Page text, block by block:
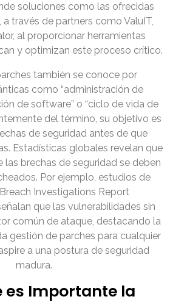
soluciones como las ofrecidas
a través de partners como ValuIT,
al proporcionar herramientas
y optimizan este proceso crítico.
también se conoce por
como “administración de
de software” o “ciclo de vida de
del término, su objetivo es
de seguridad antes de que
Estadísticas globales revelan que
las brechas de seguridad se deben
Por ejemplo, estudios de
Investigations Report
que las vulnerabilidades sin
común de ataque, destacando la
gestión de parches para cualquier
a una postura de seguridad
madura.
es Importante la